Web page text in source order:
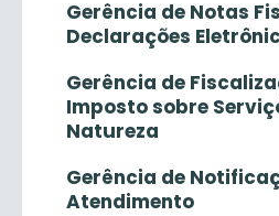
Gerência de Notas
Declarações
Gerência de
Imposto sobre
Natureza
Gerência de
Atendimento